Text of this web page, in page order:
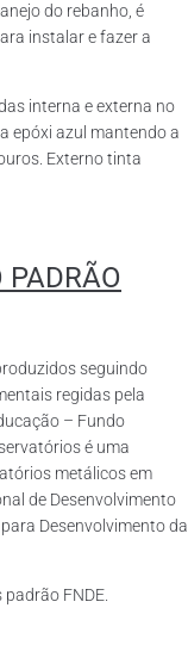
do rebanho, é
instalar e fazer a
interna e externa no
epóxi azul mantendo a
Externo tinta
PADRÃO
seguindo
regidas pela
– Fundo
é uma
metálicos em
de Desenvolvimento
Desenvolvimento da
FNDE.